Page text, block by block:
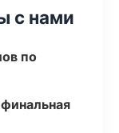
с нами
по